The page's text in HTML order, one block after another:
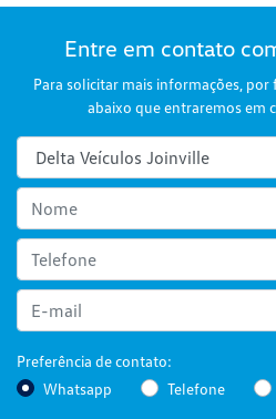
Entre em contato
Para solicitar mais informações,
abaixo que entraremos em
Preferência de contato:
Whatsapp
Telefone